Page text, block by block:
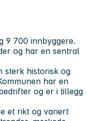
9 700 innbyggere.
og har en sentral
sterk historisk og
har en
og er i tillegg
et rikt og variert